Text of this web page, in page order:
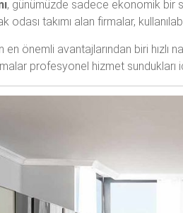
, günümüzde sadece ekonomik bir
takımı alan firmalar,
önemli avantajlarından biri hızlı
profesyonel hizmet